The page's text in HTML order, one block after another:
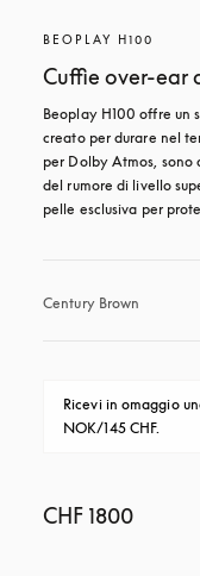
BEOPLAY H100
Cuffie over-ear
Beoplay H100 offre un
creato per durare nel
per Dolby Atmos,
del rumore di livello
pelle esclusiva per
Century Brown
Ricevi in omaggio
NOK/145 CHF.
CHF 1800